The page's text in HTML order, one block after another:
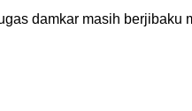
damkar masih berjibaku